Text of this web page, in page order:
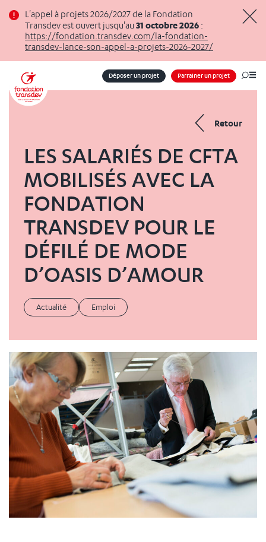
L'appel à projets 2026/2027 de la Fondation
Transdev est ouvert jusqu'au 31 octobre 2026 :
https://fondation.transdev.com/la-fondation-
transdev-lance-son-appel-a-projets-2026-2027/
Déposer un projet Parrainer un projet
Retour
LES SALARIÉS DE CFTA
MOBILISÉS AVEC LA
FONDATION
TRANSDEV POUR LE
DÉFILÉ DE MODE
D’OASIS D’AMOUR
Actualité Emploi